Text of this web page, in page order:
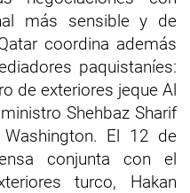
más sensible y de
coordina además
paquistaníes:
de exteriores jeque Al
Shehbaz Sharif
El 12 de
conjunta con el
turco, Hakan